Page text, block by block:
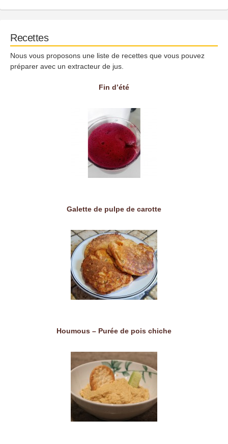
Recettes
Nous vous proposons une liste de recettes que vous pouvez
préparer avec un extracteur de jus.
Fin d’été
Galette de pulpe de carotte
Houmous – Purée de pois chiche